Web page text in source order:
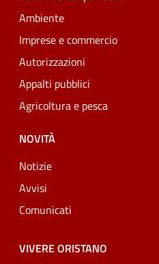
Ambiente
Imprese e commercio
Autorizzazioni
Appalti pubblici
Agricoltura e pesca
NOVITÀ
Notizie
Avvisi
Comunicati
VIVERE ORISTANO